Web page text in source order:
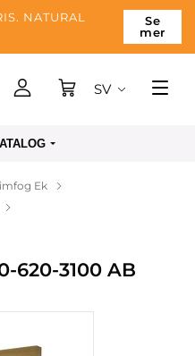
NATURAL
Se
mer
SV
Ek
620-3100 AB